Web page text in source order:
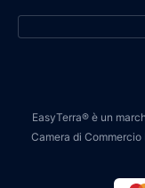
EasyTerra® è un
Camera di